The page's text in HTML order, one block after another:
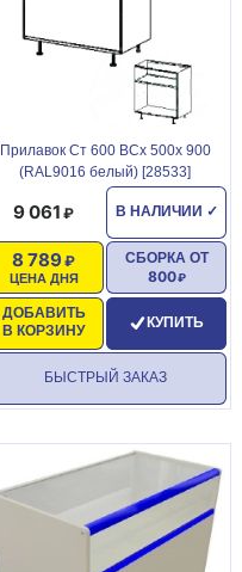
Прилавок Ст 600 ВСх 500х 900
(RAL9016 белый) [28533]
В НАЛИЧИИ ✓
9 061
ЦЕНА ДНЯ
8 789
ДОБАВИТЬ
В КОРЗИНУ
СБОРКА ОТ
800
КУПИТЬ
БЫСТРЫЙ ЗАКАЗ